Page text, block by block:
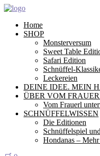
Home
SHOP
Monsterversum
Sweet Table
Safari Edition
Schnüffel-
Leckereien
DEINE IDEE. MEIN
ÜBER VOM
Vom Frauerl
SCHNÜFFELWISSEN
Die Editionen
Schnüffelspiel
Hondanas –